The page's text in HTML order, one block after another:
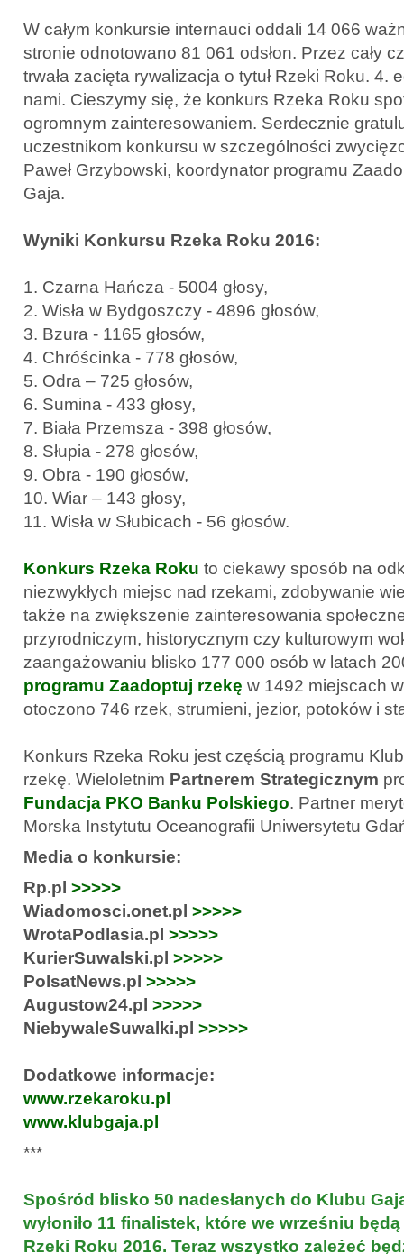
W całym konkursie internauci oddali 14 066
stronie odnotowano 81 061 odsłon. Przez cały
trwała zacięta rywalizacja o tytuł Rzeki Roku. 4.
nami. Cieszymy się, że konkurs Rzeka Roku
ogromnym zainteresowaniem. Serdecznie
uczestnikom konkursu w szczególności
Paweł Grzybowski, koordynator programu
Gaja.
Wyniki Konkursu Rzeka Roku 2016:
1. Czarna Hańcza - 5004 głosy,
2. Wisła w Bydgoszczy - 4896 głosów,
3. Bzura - 1165 głosów,
4. Chróścinka - 778 głosów,
5. Odra – 725 głosów,
6. Sumina - 433 głosy,
7. Biała Przemsza - 398 głosów,
8. Słupia - 278 głosów,
9. Obra - 190 głosów,
10. Wiar – 143 głosy,
11. Wisła w Słubicach - 56 głosów.
Konkurs Rzeka Roku to ciekawy sposób na
niezwykłych miejsc nad rzekami, zdobywanie
także na zwiększenie zainteresowania
przyrodniczym, historycznym czy kulturowym
zaangażowaniu blisko 177 000 osób w latach
programu Zaadoptuj rzekę w 1492 miejscach
otoczono 746 rzek, strumieni, jezior, potoków i
Konkurs Rzeka Roku jest częścią programu
rzekę. Wieloletnim Partnerem Strategicznym
Fundacja PKO Banku Polskiego. Partner
Morska Instytutu Oceanografii Uniwersytetu
Media o konkursie:
Rp.pl >>>>>
Wiadomosci.onet.pl >>>>>
WrotaPodlasia.pl >>>>>
KurierSuwalski.pl >>>>>
PolsatNews.pl >>>>>
Augustow24.pl >>>>>
NiebywaleSuwalki.pl >>>>>
Dodatkowe informacje:
www.rzekaroku.pl
www.klubgaja.pl
***
Spośród blisko 50 nadesłanych do Klubu
wyłoniło 11 finalistek, które we wrześniu
Rzeki Roku 2016. Teraz wszystko zależeć